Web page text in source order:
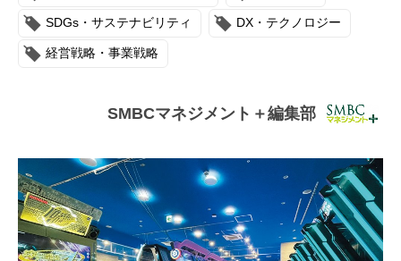
運営会社
SDGs・サステナビリティ DX・テクノロジー
経営戦略・事業戦略
SMBCマネジメント＋編集部